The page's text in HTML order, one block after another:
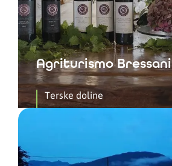
Agriturismo Bressani
Terske doline